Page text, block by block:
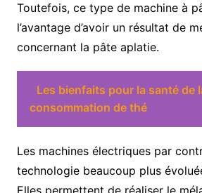
Toutefois, ce type de machine à
l’avantage d’avoir un résultat de
concernant la pâte aplatie.
Les bienfaits pour la santé de
consommation de thé
Les machines électriques par
technologie beaucoup plus
Elles permettent de réaliser le